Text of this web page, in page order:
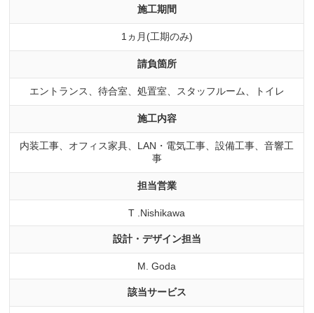
施工期間
1ヵ月(工期のみ)
請負箇所
エントランス、待合室、処置室、スタッフルーム、トイレ
施工内容
内装工事、オフィス家具、LAN・電気工事、設備工事、音響工
事
担当営業
T .Nishikawa
設計・デザイン担当
M. Goda
該当サービス